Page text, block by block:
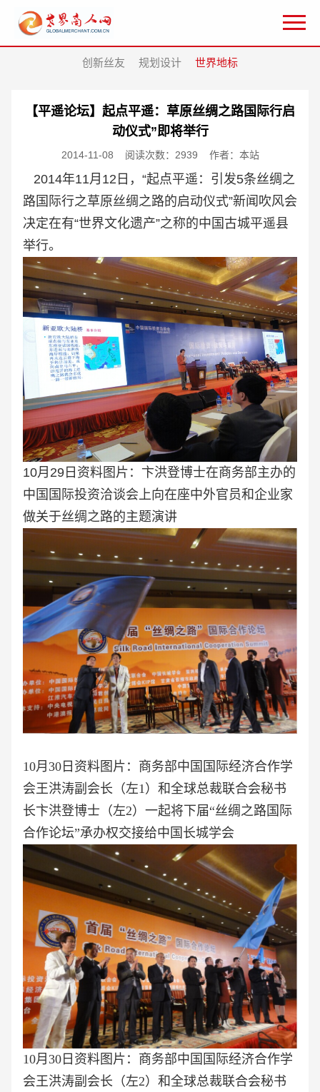
创新丝友 规划设计 世界地标
【平遥论坛】起点平遥：草原丝绸之路国际行启
动仪式”即将举行
2014-11-08 阅读次数：2939 作者：本站
2014年11月12日，“起点平遥：引发5条丝绸之
路国际行之草原丝绸之路的启动仪式”新闻吹风会
决定在有“世界文化遗产”之称的中国古城平遥县
举行。
10月29日资料图片：卞洪登博士在商务部主办的
中国国际投资洽谈会上向在座中外官员和企业家
做关于丝绸之路的主题演讲
10月30日资料图片：商务部中国国际经济合作学
会王洪涛副会长（左1）和全球总裁联合会秘书
长卞洪登博士（左2）一起将下届“丝绸之路国际
合作论坛”承办权交接给中国长城学会
10月30日资料图片：商务部中国国际经济合作学
会王洪涛副会长（左2）和全球总裁联合会秘书